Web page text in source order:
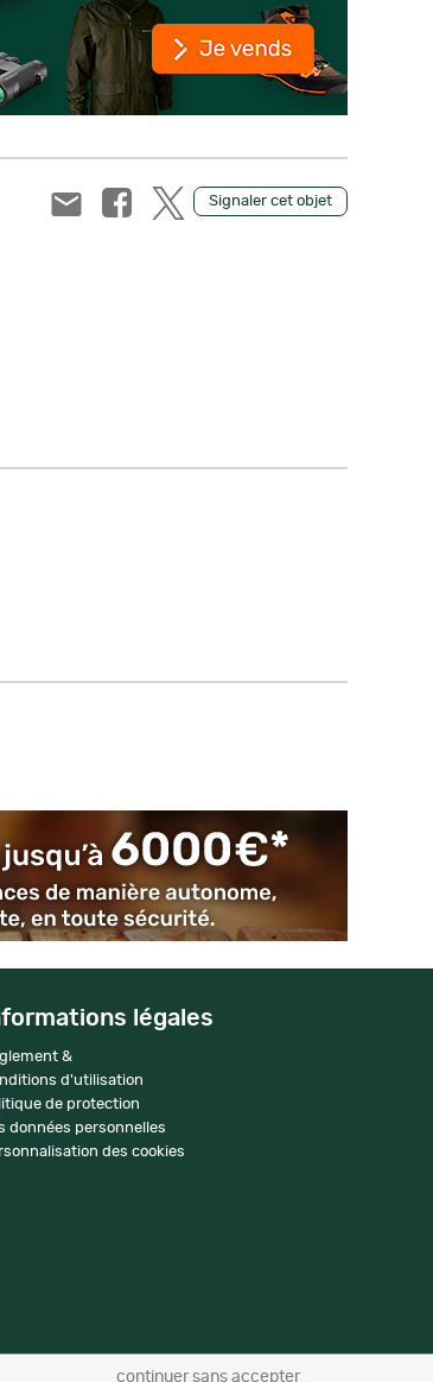
Signaler cet objet
légales
&
d'utilisation
de protection
données personnelles
des cookies
continuer sans accepter